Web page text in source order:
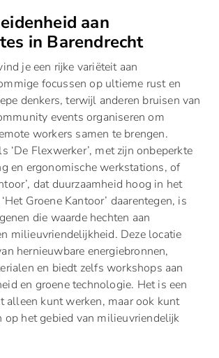
aan
in Barendrecht
je een rijke variëteit aan
focussen op ultieme rust en
denkers, terwijl anderen bruisen van
events organiseren om
workers samen te brengen.
‘De Flexwerker’, met zijn onbeperkte
en ergonomische werkstations, of
dat duurzaamheid hoog in het
Groene Kantoor’ daarentegen, is
die waarde hechten aan
milieuvriendelijkheid. Deze locatie
hernieuwbare energiebronnen,
en biedt zelfs workshops aan
en groene technologie. Het is een
alleen kunt werken, maar ook kunt
op het gebied van milieuvriendelijk